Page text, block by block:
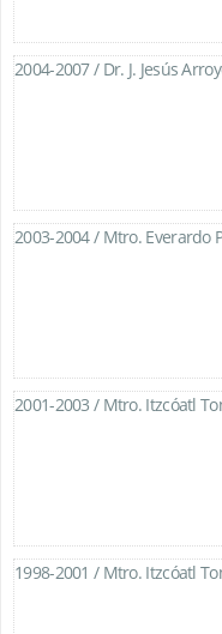
2004-2007 / Dr. J. Jesús
2003-2004 / Mtro. Everardo
2001-2003 / Mtro. Itzcóatl
1998-2001 / Mtro. Itzcóatl